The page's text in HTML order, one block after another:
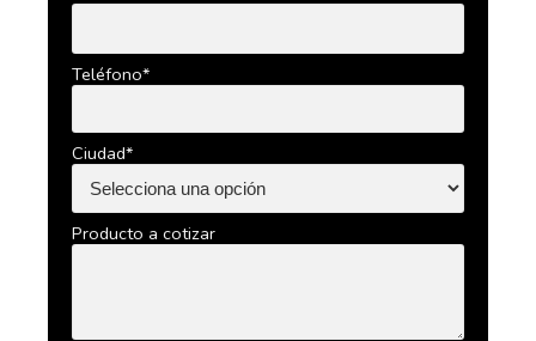
Teléfono*
Ciudad*
Producto a cotizar